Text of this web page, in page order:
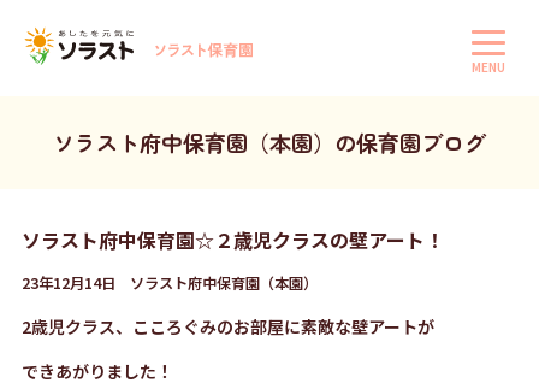
MENU
ソラスト府中保育園（本園）の保育園ブログ
ソラスト府中保育園☆２歳児クラスの壁アート！
23年12月14日 ソラスト府中保育園（本園）
2歳児クラス、こころぐみのお部屋に素敵な壁アートが
できあがりました！